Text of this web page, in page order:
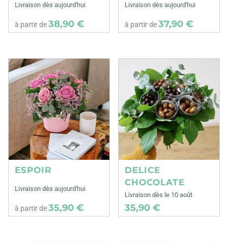
Livraison dès aujourd'hui
à partir de38,90 €
Livraison dès aujourd'hui
à partir de37,90 €
ESPOIR
Livraison dès aujourd'hui
à partir de35,90 €
DELICE
CHOCOLATE
Livraison dès le 10 août
35,90 €